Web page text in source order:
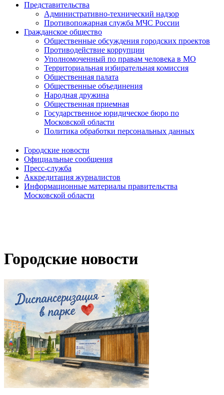
Представительства
Административно-технический надзор
Противопожарная служба МЧС России
Гражданское общество
Общественные обсуждения городских проектов
Противодействие коррупции
Уполномоченный по правам человека в МО
Территориальная избирательная комиссия
Общественная палата
Общественные объединения
Народная дружина
Общественная приемная
Государственное юридическое бюро по
Московской области
Политика обработки персональных данных
Городские новости
Официальные сообщения
Пресс-служба
Аккредитация журналистов
Информационные материалы правительства
Московской области
Городские новости